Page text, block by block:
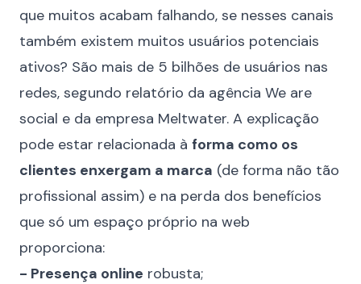
que muitos acabam falhando, se nesses canais
também existem muitos usuários potenciais
ativos? São mais de 5 bilhões de usuários nas
redes, segundo relatório da agência We are
social e da empresa Meltwater. A explicação
pode estar relacionada à forma como os
clientes enxergam a marca (de forma não tão
profissional assim) e na perda dos benefícios
que só um espaço próprio na web
proporciona:
- Presença online robusta;